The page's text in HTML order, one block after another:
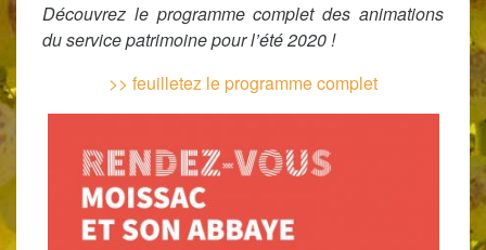
Découvrez le programme complet des animations
du service patrimoine pour l’été 2020 !
>> feuilletez le programme complet